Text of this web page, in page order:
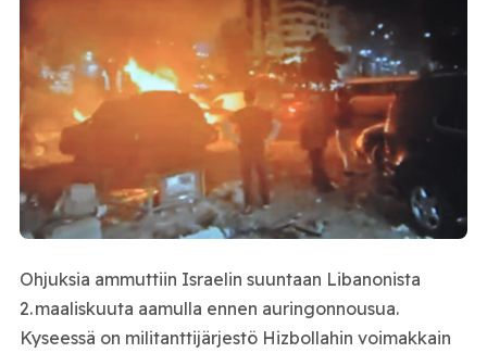
Ohjuksia ammuttiin Israelin suuntaan Libanonista
2. maaliskuuta aamulla ennen auringonnousua.
Kyseessä on militanttijärjestö Hizbollahin voimakkain